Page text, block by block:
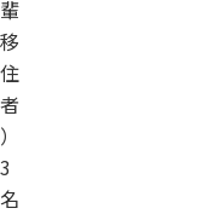
輩
移
住
者
）
3
名